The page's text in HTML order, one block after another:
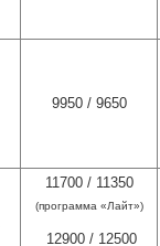
9950 / 9650
11700 / 11350
(программа «Лайт»)
12900 / 12500